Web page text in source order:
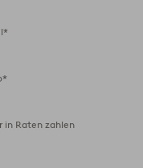
in Raten zahlen